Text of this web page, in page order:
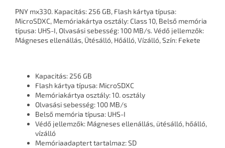
PNY mx330. Kapacitás: 256 GB, Flash kártya típusa:
MicroSDXC, Memóriakártya osztály: Class 10, Belső memória
típusa: UHS-I, Olvasási sebesség: 100 MB/s. Védő jellemzők:
Mágneses ellenállás, Ütésálló, Hőálló, Vízálló, Szín: Fekete
Kapacitás: 256 GB
Flash kártya típusa: MicroSDXC
Memóriakártya osztály: 10. osztály
Olvasási sebesség: 100 MB/s
Belső memória típusa: UHS-I
Védő jellemzők: Mágneses ellenállás, ütésálló, hőálló,
vízálló
Memóriaadaptert tartalmaz: SD